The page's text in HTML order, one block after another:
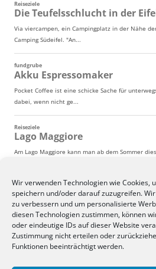
Wir verwenden Technologien wie Cookies,
speichern und/oder darauf zuzugreifen.
zu verbessern und um personalisierte
diesen Technologien zustimmen, können
oder eindeutige IDs auf dieser Website
Zustimmung nicht erteilen oder
Funktionen beeinträchtigt werden.